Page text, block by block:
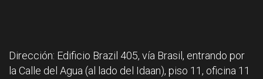
Dirección: Edificio Brazil 405, vía Brasil, entrando por
la Calle del Agua (al lado del Idaan), piso 11, oficina 11